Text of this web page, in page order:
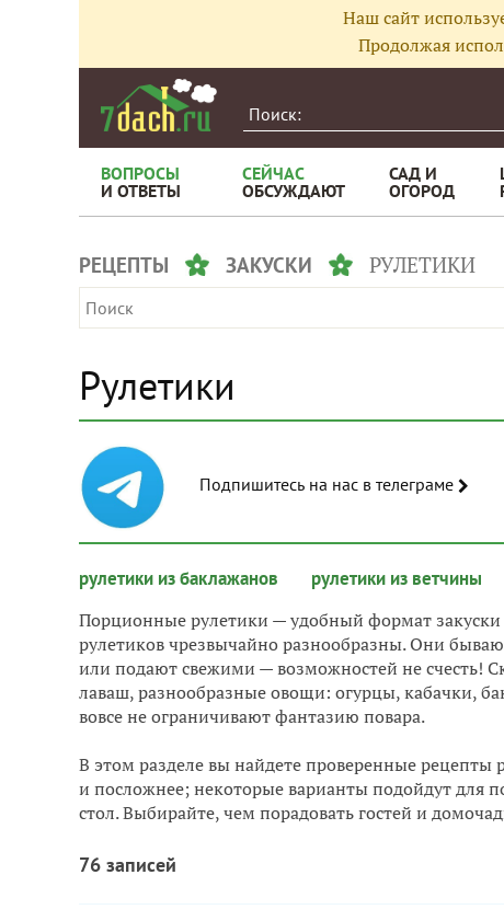
Наш сайт
Продолжая
ВОПРОСЫ
И ОТВЕТЫ
СЕЙЧАС
ОБСУЖДАЮТ
САД И
ОГОРОД
РЕЦЕПТЫ ЗАКУСКИ РУЛЕТИКИ
Рулетики
Подпишитесь на нас в телеграме
рулетики из баклажанов рулетики из ветчины
Порционные рулетики — удобный формат закуски
рулетиков чрезвычайно разнообразны. Они
или подают свежими — возможностей не счесть!
лаваш, разнообразные овощи: огурцы, кабачки,
вовсе не ограничивают фантазию повара.
В этом разделе вы найдете проверенные рецепты
и посложнее; некоторые варианты подойдут для
стол. Выбирайте, чем порадовать гостей и
76 записей